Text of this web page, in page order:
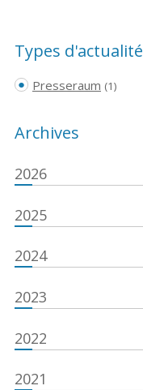
Types d'actualité
Presseraum (1)
Archives
2026
2025
2024
2023
2022
2021